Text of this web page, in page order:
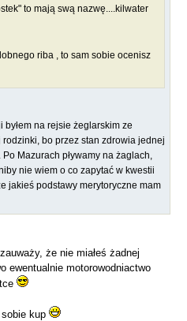
to mają swą nazwę....kilwater
riba , to sam sobie ocenisz
na rejsie żeglarskim ze
rodzinki, bo przez stan zdrowia jednej
Mazurach pływamy na żaglach,
nie wiem o co zapytać w kwestii
jakieś podstawy merytoryczne mam
że nie miałeś żadnej
ewentualnie motorowodniactwo
kup